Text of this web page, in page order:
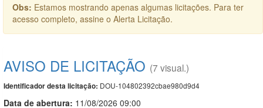
Obs: Estamos mostrando apenas algumas licitações. Para ter
acesso completo, assine o Alerta Licitação.
AVISO DE LICITAÇÃO (7 visual.)
Identificador desta licitação: DOU-104802392cbae980d9d4
Data de abertura: 11/08/2026 09:00